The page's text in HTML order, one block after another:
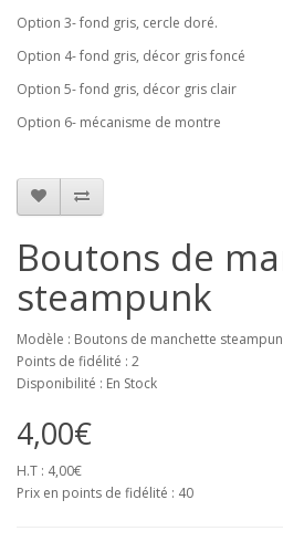
Option 3- fond gris, cercle doré.
Option 4- fond gris, décor gris foncé
Option 5- fond gris, décor gris clair
Option 6- mécanisme de montre
Boutons de
steampunk
Modèle : Boutons de manchette
Points de fidélité : 2
Disponibilité : En Stock
4,00€
H.T : 4,00€
Prix en points de fidélité : 40